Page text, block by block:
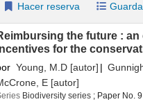
Hacer reserva
the future :
for the
Young, M.D[autor]
E [autor]
Biodiversity series ; Paper No. 9